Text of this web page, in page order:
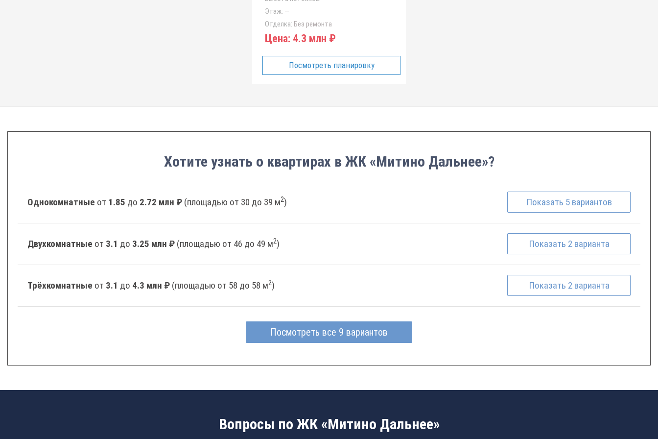
Этаж: —
Отделка: Без ремонта
Цена: 4.3 млн ₽
Посмотреть планировку
Хотите узнать о квартирах в ЖК «Митино Дальнее»?
Однокомнатные от 1.85 до 2.72 млн ₽ (площадью от 30 до 39 м2) Показать 5 вариантов
Двухкомнатные от 3.1 до 3.25 млн ₽ (площадью от 46 до 49 м2) Показать 2 варианта
Трёхкомнатные от 3.1 до 4.3 млн ₽ (площадью от 58 до 58 м2) Показать 2 варианта
Посмотреть все 9 вариантов
Вопросы по ЖК «Митино Дальнее»